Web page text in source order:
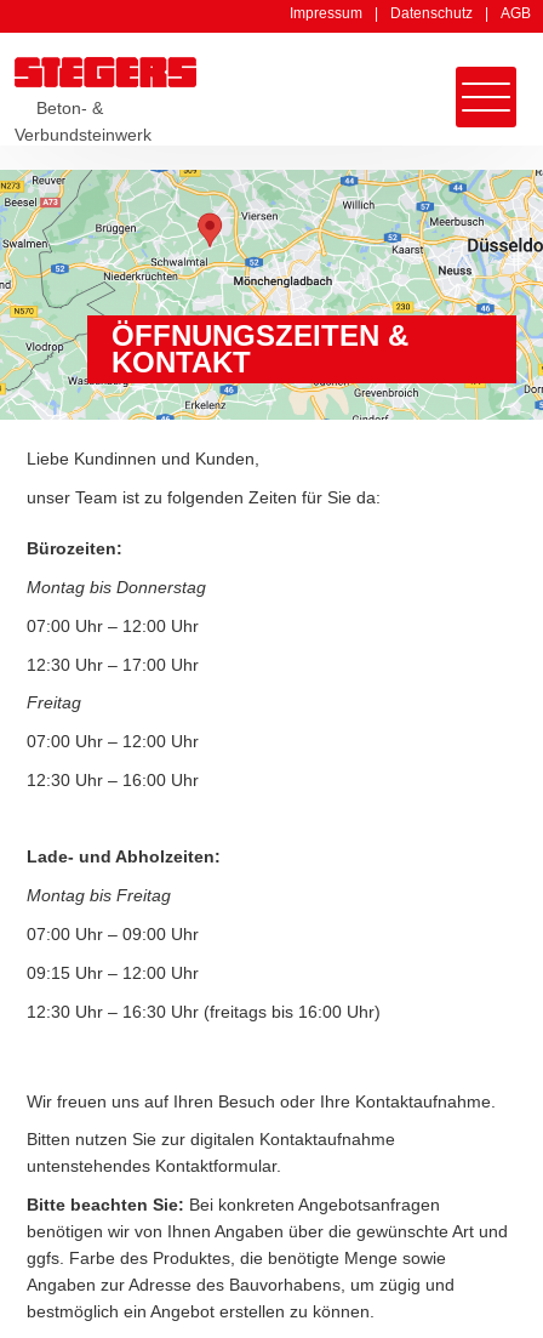
Impressum Datenschutz AGB
Beton- &
Verbundsteinwerk
ÖFFNUNGSZEITEN &
KONTAKT
Liebe Kundinnen und Kunden,
unser Team ist zu folgenden Zeiten für Sie da:
Bürozeiten:
Montag bis Donnerstag
07:00 Uhr – 12:00 Uhr
12:30 Uhr – 17:00 Uhr
Freitag
07:00 Uhr – 12:00 Uhr
12:30 Uhr – 16:00 Uhr
Lade- und Abholzeiten:
Montag bis Freitag
07:00 Uhr – 09:00 Uhr
09:15 Uhr – 12:00 Uhr
12:30 Uhr – 16:30 Uhr (freitags bis 16:00 Uhr)
Wir freuen uns auf Ihren Besuch oder Ihre Kontaktaufnahme.
Bitten nutzen Sie zur digitalen Kontaktaufnahme
untenstehendes Kontaktformular.
Bitte beachten Sie: Bei konkreten Angebotsanfragen
benötigen wir von Ihnen Angaben über die gewünschte Art und
ggfs. Farbe des Produktes, die benötigte Menge sowie
Angaben zur Adresse des Bauvorhabens, um zügig und
bestmöglich ein Angebot erstellen zu können.